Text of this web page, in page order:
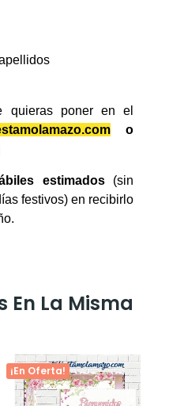
quieras poner en el
o
estimados(sin
festivos) en recibirlo
En La Misma
¡En Oferta!